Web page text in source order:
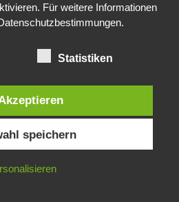
das? -Mars „SOL 735“ Rover Curiosity
(1/8 Teil)
Durch die weitere Nutzung dieser
von Cookies zu.
ORDNUNG
Für weitere Informationen
Statistiken
speichern